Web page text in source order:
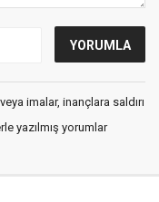
imalar, inançlara saldırı
yazılmış yorumlar